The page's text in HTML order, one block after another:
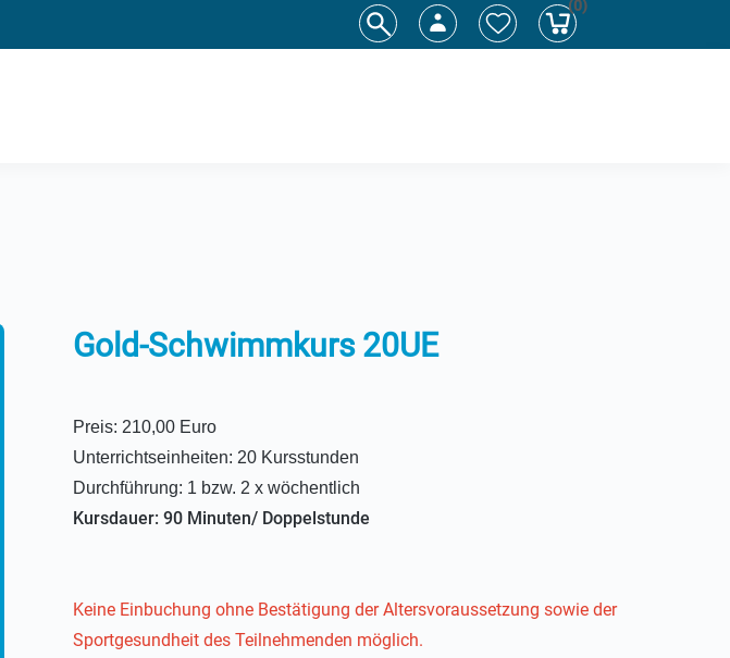
(0)
Gold-Schwimmkurs 20UE
Preis: 210,00 Euro
Unterrichtseinheiten: 20 Kursstunden
Durchführung: 1 bzw. 2 x wöchentlich
Kursdauer: 90 Minuten/ Doppelstunde
Keine Einbuchung ohne Bestätigung der Altersvoraussetzung sowie der
Sportgesundheit des Teilnehmenden möglich.